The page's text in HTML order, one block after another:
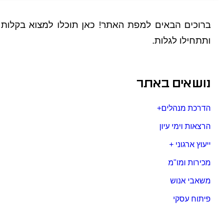
ברוכים הבאים למפת האתר! כאן תוכלו למצוא
ותתחילו לגלות.
נושאים באתר
הדרכת מנהלים+
הרצאות וימי עיון
ייעוץ ארגוני +
מכירות ומו"מ
משאבי אנוש
פיתוח עסקי